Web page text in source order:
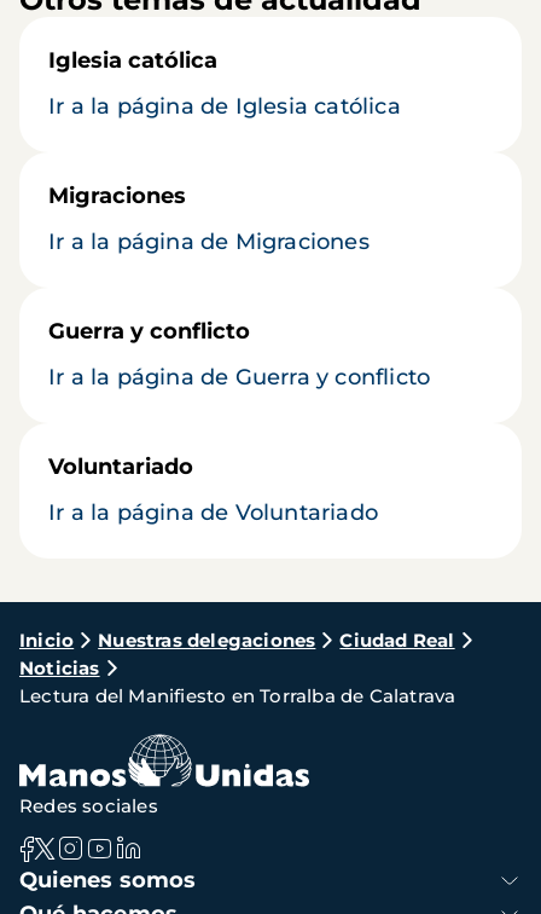
Iglesia católica
Ir a la página de Iglesia católica
Migraciones
Ir a la página de Migraciones
Guerra y conflicto
Ir a la página de Guerra y conflicto
Voluntariado
Ir a la página de Voluntariado
Ruta
de
navegación
Inicio Nuestras delegaciones
Ciudad Real
Noticias
Lectura del Manifiesto en Torralba de Calatrava
Navegación
principal
Quienes somos
Redes sociales